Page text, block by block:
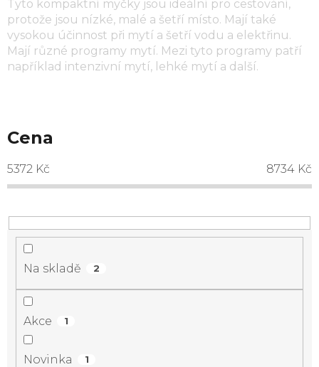
Tyto kompaktní myčky jsou ideální pro cestování,
protože jsou nízké, malé a šetří místo. Mají také
vysokou účinnost při mytí a šetří vodu a elektřinu.
Mají různé programy mytí. Mezi tyto programy patří
například intenzivní mytí, lehké mytí a další.
Cena
5372 Kč 8734 Kč
Na skladě 2
Akce 1
Novinka 1